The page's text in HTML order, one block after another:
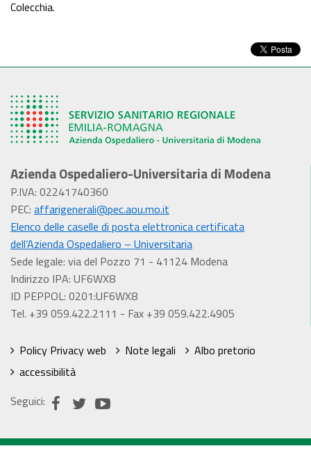
Colecchia.
Azienda Ospedaliero-Universitaria di Modena
P.IVA: 02241740360
PEC: affarigenerali@pec.aou.mo.it
Elenco delle caselle di posta elettronica certificata
dell’Azienda Ospedaliero – Universitaria
Sede legale: via del Pozzo 71 - 41124 Modena
Indirizzo IPA: UF6WX8
ID PEPPOL: 0201:UF6WX8
Tel. +39 059.422.2111 - Fax +39 059.422.4905
Policy Privacy web Note legali
Albo pretorio
accessibilità
Seguici: